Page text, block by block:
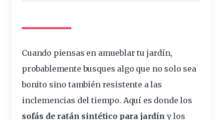
Cuando piensas en amueblar tu jardín,
probablemente busques algo que no solo sea
bonito sino también resistente a las
inclemencias del tiempo. Aquí es donde los
sofás de ratán sintéticopara jardín y los